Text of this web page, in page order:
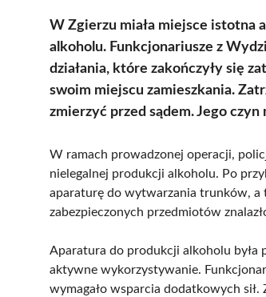
W Zgierzu miała miejsce istotna
alkoholu. Funkcjonariusze z
działania, które zakończyły się
swoim miejscu zamieszkania.
zmierzyć przed sądem. Jego
W ramach prowadzonej operacji,
nielegalnej produkcji alkoholu. Po
aparaturę do wytwarzania trunków, a
zabezpieczonych przedmiotów
Aparatura do produkcji alkoholu była
aktywne wykorzystywanie.
wymagało wsparcia dodatkowych